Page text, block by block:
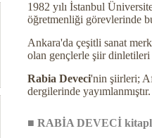
1982 yılı İstanbul
öğretmenliği görevlerinde
Ankara'da çeşitli sanat
olan gençlerle şiir
Rabia Deveci'nin şiirleri;
dergilerinde yayımlanmıştır.
■ RABİA DEVECİ